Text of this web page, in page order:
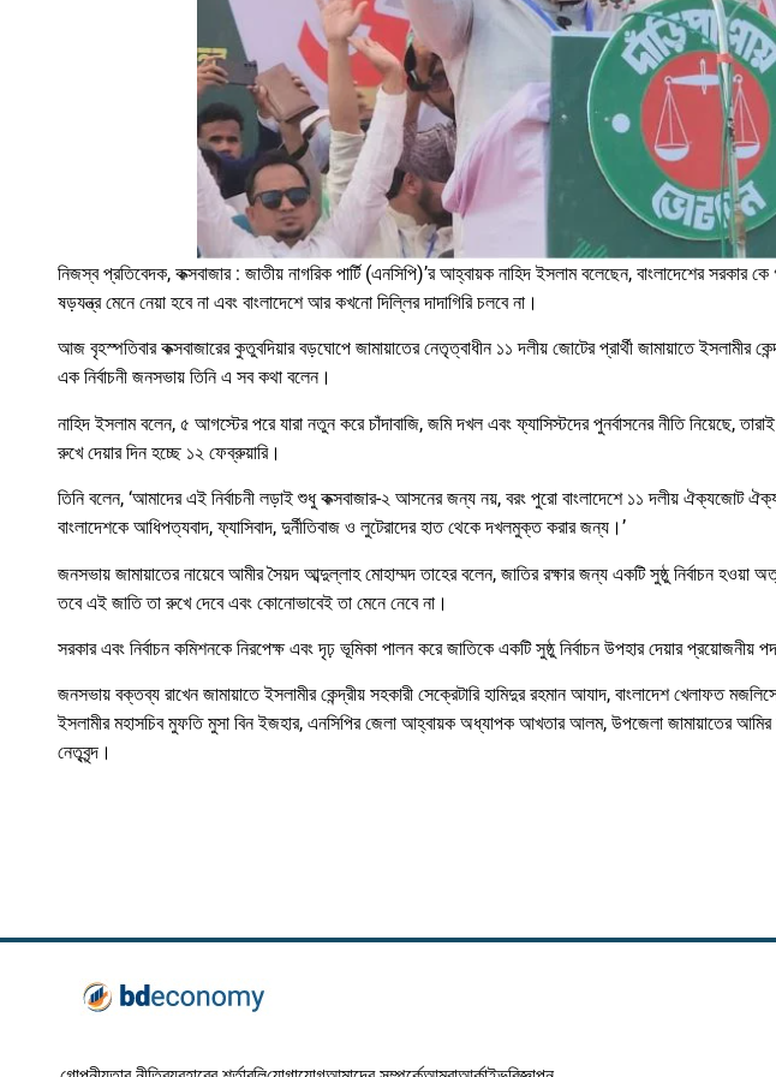
নিজস্ব প্রতিবেদক, কক্সবাজার : জাতীয় নাগরিক পার্টি (এনসিপি)’র আহ্বায়ক নাহিদ ইসলাম বলেছেন, বাংলাদেশের সরকার
ষড়যন্ত্র মেনে নেয়া হবে না এবং বাংলাদেশে আর কখনো দিল্লির দাদাগিরি চলবে না।
আজ বৃহস্পতিবার কক্সবাজারের কুতুবদিয়ার বড়ঘোপে জামায়াতের নেতৃত্বাধীন ১১ দলীয় জোটের প্রার্থী জামায়াতে ইসলামীর
এক নির্বাচনী জনসভায় তিনি এ সব কথা বলেন।
নাহিদ ইসলাম বলেন, ৫ আগস্টের পরে যারা নতুন করে চাঁদাবাজি, জমি দখল এবং ফ্যাসিস্টদের পুনর্বাসনের নীতি নিয়েছে,
রুখে দেয়ার দিন হচ্ছে ১২ ফেব্রুয়ারি।
তিনি বলেন, ‘আমাদের এই নির্বাচনী লড়াই শুধু কক্সবাজার-২ আসনের জন্য নয়, বরং পুরো বাংলাদেশে ১১ দলীয় ঐক্যজোট
বাংলাদেশকে আধিপত্যবাদ, ফ্যাসিবাদ, দুর্নীতিবাজ ও লুটেরাদের হাত থেকে দখলমুক্ত করার জন্য।’
জনসভায় জামায়াতের নায়েবে আমীর সৈয়দ আব্দুল্লাহ মোহাম্মদ তাহের বলেন, জাতির রক্ষার জন্য একটি সুষ্ঠু নির্বাচন হওয়া
তবে এই জাতি তা রুখে দেবে এবং কোনোভাবেই তা মেনে নেবে না।
সরকার এবং নির্বাচন কমিশনকে নিরপেক্ষ এবং দৃঢ় ভূমিকা পালন করে জাতিকে একটি সুষ্ঠু নির্বাচন উপহার দেয়ার প্রয়োজনীয়
জনসভায় বক্তব্য রাখেন জামায়াতে ইসলামীর কেন্দ্রীয় সহকারী সেক্রেটারি হামিদুর রহমান আযাদ, বাংলাদেশ খেলাফত
ইসলামীর মহাসচিব মুফতি মুসা বিন ইজহার, এনসিপির জেলা আহ্বায়ক অধ্যাপক আখতার আলম, উপজেলা জামায়াতের
নেতৃবৃন্দ।